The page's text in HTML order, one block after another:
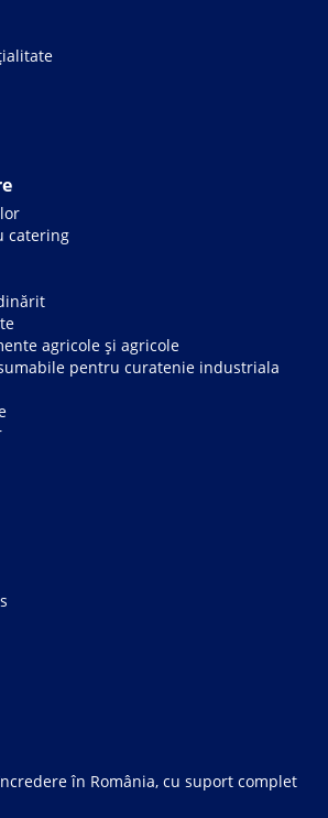
catering
agricole și agricole
pentru curatenie industriala
în România, cu suport complet